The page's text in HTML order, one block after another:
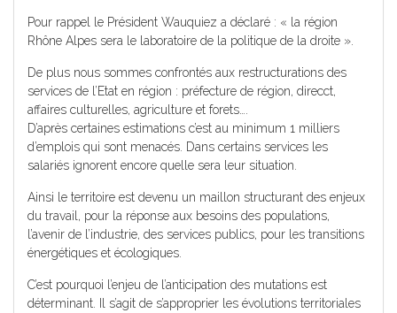
Pour rappel le Président Wauquiez a déclaré : « la région
Rhône Alpes sera le laboratoire de la politique de la droite ».
De plus nous sommes confrontés aux restructurations des
services de l’Etat en région : préfecture de région, direcct,
affaires culturelles, agriculture et forets….
D’après certaines estimations c’est au minimum 1 milliers
d’emplois qui sont menacés. Dans certains services les
salariés ignorent encore quelle sera leur situation.
Ainsi le territoire est devenu un maillon structurant des enjeux
du travail, pour la réponse aux besoins des populations,
l’avenir de l’industrie, des services publics, pour les transitions
énergétiques et écologiques.
C’est pourquoi l’enjeu de l’anticipation des mutations est
déterminant. Il s’agit de s’approprier les évolutions territoriales